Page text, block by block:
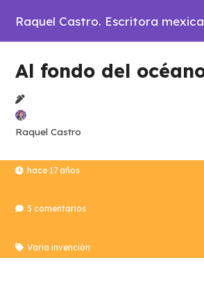
Raquel Castro. Escritora
Al fondo del
Raquel Castro
hace 17 años
5comentarios
Varia invención